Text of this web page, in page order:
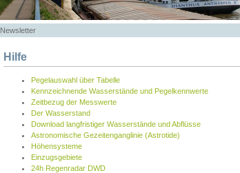
Newsletter
Hilfe
Pegelauswahl über Tabelle
Kennzeichnende Wasserstände und Pegelkennwerte
Zeitbezug der Messwerte
Der Wasserstand
Download langfristiger Wasserstände und Abflüsse
Astronomische Gezeitenganglinie (Astrotide)
Höhensysteme
Einzugsgebiete
24h Regenradar DWD